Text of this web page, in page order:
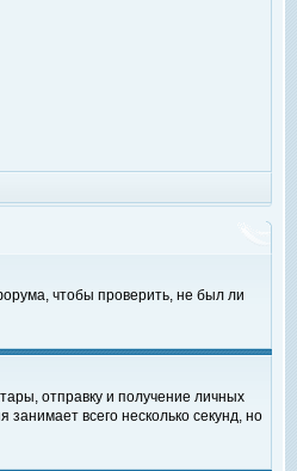
чтобы проверить, не был ли
отправку и получение личных
всего несколько секунд, но